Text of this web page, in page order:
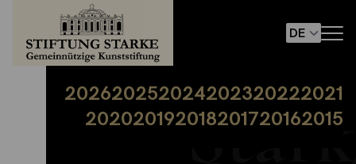
202620252024202320222021
202020192018201720162015